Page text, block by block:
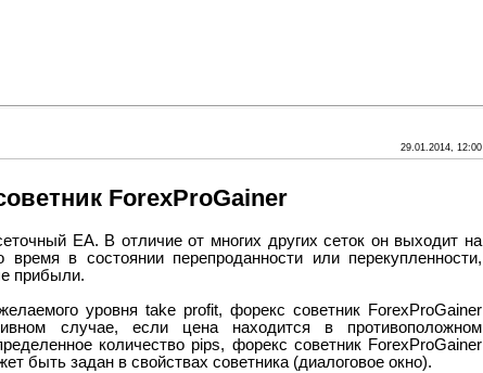
29.01.2014, 12:00
ForexProGainer
EA. В отличие от многих других сеток он выходит на
в состоянии перепроданности или перекупленности,
прибыли.
уровня take profit, форекс советник ForexProGainer
случае, если цена находится в противоположном
количество pips, форекс советник ForexProGainer
быть задан в свойствах советника (диалоговое окно).